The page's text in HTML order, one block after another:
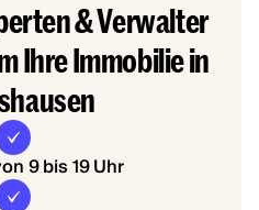
& Verwalter
Ihre Immobilie in
9 bis 19 Uhr